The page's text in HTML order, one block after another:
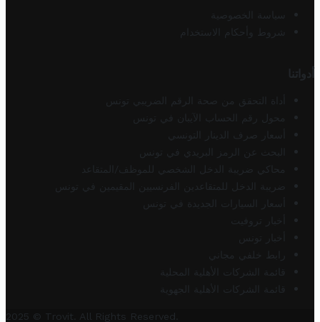
سياسة الخصوصية
شروط وأحكام الاستخدام
أدواتنا
أداة التحقق من صحة الرقم الضريبي تونس
محول رقم الحساب الآيبان في تونس
أسعار صرف الدينار التونسي
البحث عن الرمز البريدي في تونس
محاكي ضريبة الدخل الشخصي للموظف/المتقاعد
ضريبة الدخل للمتقاعدين الفرنسيين المقيمين في تونس
أسعار السيارات الجديدة في تونس
أخبار تروفيت
أخبار تونس
رابط خلفي مجاني
قائمة الشركات الأهلية المحلية
قائمة الشركات الأهلية الجهوية
2025 © Trovit. All Rights Reserved.